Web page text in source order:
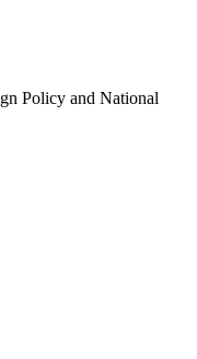
Policy and National